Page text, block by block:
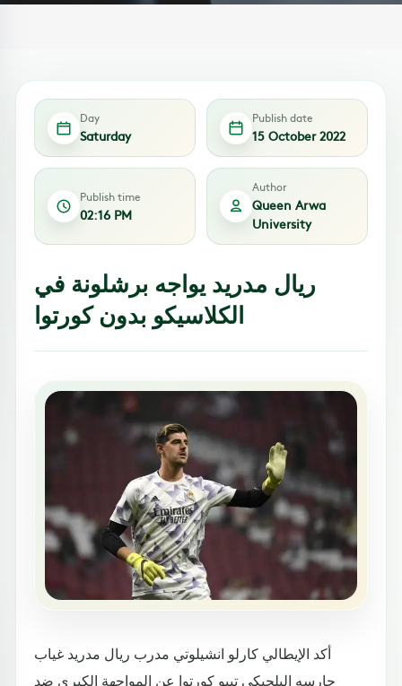
Day
Saturday
Publish date
15 October 2022
Publish time
02:16 PM
Author
Queen Arwa
University
ريال مدريد يواجه برشلونة في
الكلاسيكو بدون كورتوا
أكد الإيطالي كارلو انشيلوتي مدرب ريال مدريد غياب
حارسه البلجيكي تيبو كورتوا عن المواجهة الكبرى ضد